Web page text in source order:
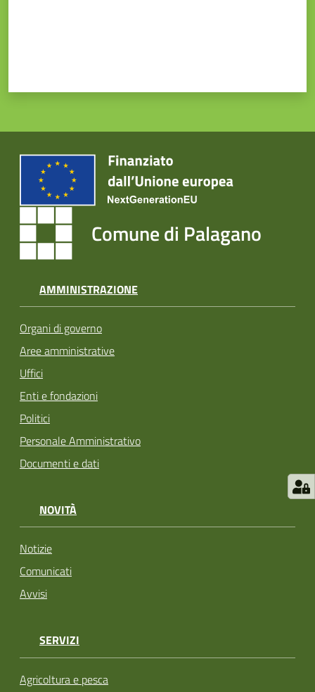
gli
Seguici
su
Comune di Palagano
AMMINISTRAZIONE
Organi di governo
Aree amministrative
Uffici
Enti e fondazioni
Politici
Personale Amministrativo
Documenti e dati
NOVITÀ
Notizie
Comunicati
Avvisi
SERVIZI
Agricoltura e pesca